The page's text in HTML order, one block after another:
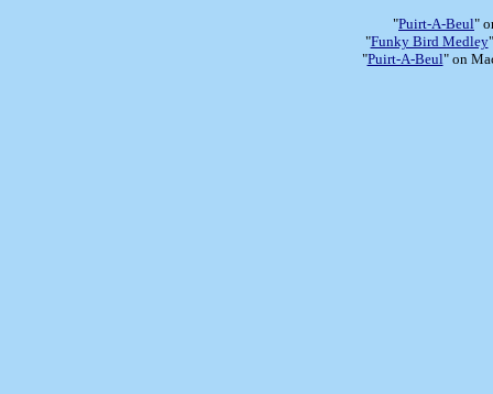
"Puirt-A-Beul"
"Funky Bird Medley
"Puirt-A-Beul" on